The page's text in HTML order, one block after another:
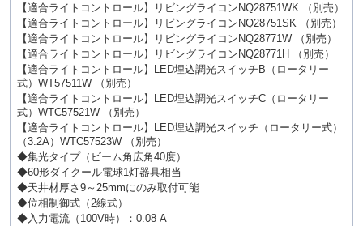
【適合ライトコントロール】リビングライコンNQ28751WK （別売）
【適合ライトコントロール】リビングライコンNQ28751SK （別売）
【適合ライトコントロール】リビングライコンNQ28771W （別売）
【適合ライトコントロール】リビングライコンNQ28771H （別売）
【適合ライトコントロール】LED埋込調光スイッチB（ロータリー
式）WT57511W （別売）
【適合ライトコントロール】LED埋込調光スイッチC（ロータリー
式）WTC57521W （別売）
【適合ライトコントロール】LED埋込調光スイッチ（ロータリー式）
（3.2A）WTC57523W （別売）
◆集光タイプ（ビーム角広角40度）
◆60形ダイクール電球1灯器具相当
◆天井材厚さ9～25mmにのみ取付可能
◆位相制御式（2線式）
◆入力電流（100V時）：0.08 A